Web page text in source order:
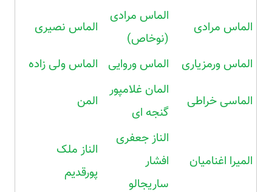
الماس مرادی
الماس مرادی
(نوخاص)
الماس نصیری
الماس ورمزیاری الماس وروایی الماس ولی زاده
الماسی خراطی
المان غلامپور
گنجه ای
المن
المیرا اغنامیان
الناز جعفری
افشار
ساریجالو
الناز ملک
پورقدیم